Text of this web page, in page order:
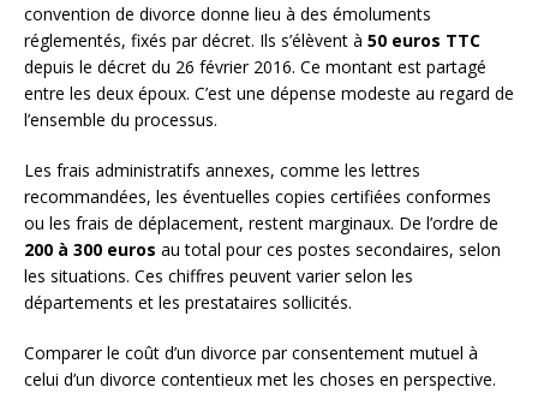
convention de divorce donne lieu à des émoluments
réglementés, fixés par décret. Ils s’élèvent à 50 euros TTC
depuis le décret du 26 février 2016. Ce montant est partagé
entre les deux époux. C’est une dépense modeste au regard de
l’ensemble du processus.
Les frais administratifs annexes, comme les lettres
recommandées, les éventuelles copies certifiées conformes
ou les frais de déplacement, restent marginaux. De l’ordre de
200 à 300 euros au total pour ces postes secondaires, selon
les situations. Ces chiffres peuvent varier selon les
départements et les prestataires sollicités.
Comparer le coût d’un divorce par consentement mutuel à
celui d’un divorce contentieux met les choses en perspective.